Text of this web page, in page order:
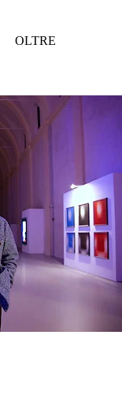
OLTRE